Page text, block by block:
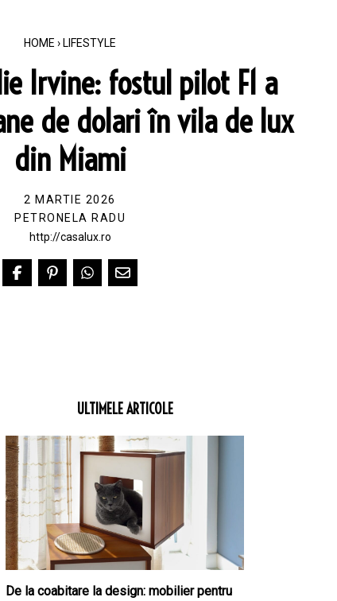
HOME › LIFESTYLE
Irvine: fostul pilot F1 a
de dolari în vila de lux
din Miami
2 MARTIE 2026
PETRONELA RADU
http://casalux.ro
ULTIMELE ARTICOLE
De la coabitare la design: mobilier pentru